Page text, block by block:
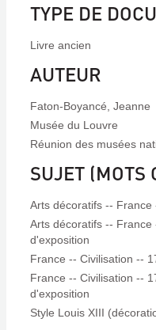
TYPE DE
Livre ancien
AUTEUR
Faton-Boyancé, Jeanne
Musée du Louvre
Réunion des musées
SUJET (MOTS
Arts décoratifs -- France
Arts décoratifs --
d'exposition
France -- Civilisation --
France -- Civilisation --
d'exposition
Style Louis XIII